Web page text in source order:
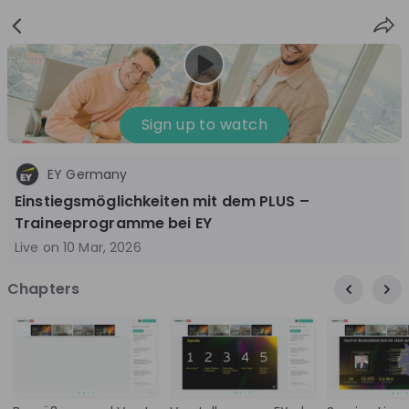
Login
up
Follow
EY Germany
Management Consulting, Accounting
10'000+
Live streams Recordings
Sign up to watch
EY Germany
Einstiegsmöglichkeiten mit dem PLUS –
Traineeprogramme bei EY
Live on 10 Mar, 2026
Chapters